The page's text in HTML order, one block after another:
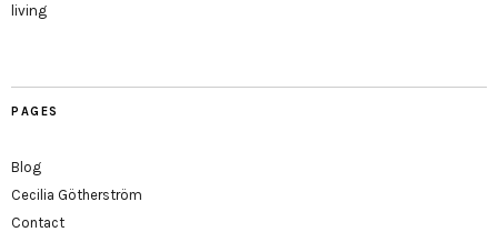
living
PAGES
Blog
Cecilia Götherström
Contact